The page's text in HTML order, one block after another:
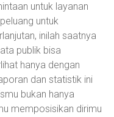
untuk layanan
untuk
inilah saatnya
publik bisa
hanya dengan
dan statistik ini
bukan hanya
memposisikan dirimu